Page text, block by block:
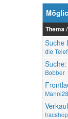
Thema
Suche
die
Bobber
tracshop